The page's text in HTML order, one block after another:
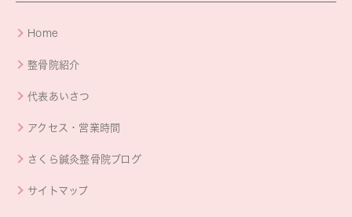
Home
整骨院紹介
代表あいさつ
アクセス・営業時間
さくら鍼灸整骨院ブログ
サイトマップ